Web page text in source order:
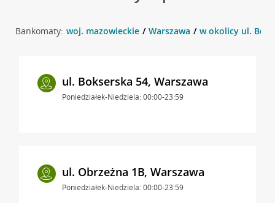
Bankomaty: woj. mazowieckie Warszawa w okolicy ul.
ul. Bokserska 54, Warszawa
Poniedziałek-Niedziela: 00:00-23:59
ul. Obrzeżna 1B, Warszawa
Poniedziałek-Niedziela: 00:00-23:59